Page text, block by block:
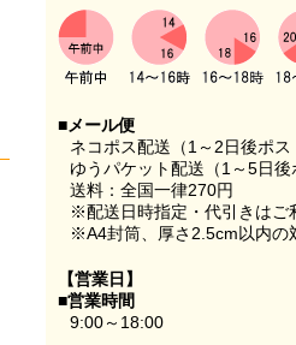
■メール便
ネコポス配送（1～2日後ポ
ゆうパケット配送（1～5日
送料：全国一律270円
※配送日時指定・代引きはご
※A4封筒、厚さ2.5cm以内の
【営業日】
■営業時間
9:00～18:00